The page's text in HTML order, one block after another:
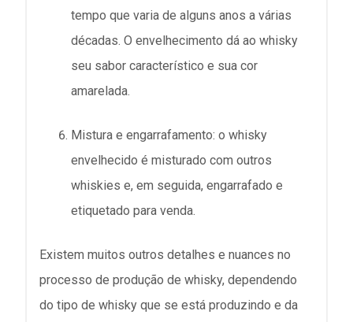
tempo que varia de alguns anos a várias
décadas. O envelhecimento dá ao whisky
seu sabor característico e sua cor
amarelada.
Mistura e engarrafamento: o whisky
envelhecido é misturado com outros
whiskies e, em seguida, engarrafado e
etiquetado para venda.
Existem muitos outros detalhes e nuances no
processo de produção de whisky, dependendo
do tipo de whisky que se está produzindo e da